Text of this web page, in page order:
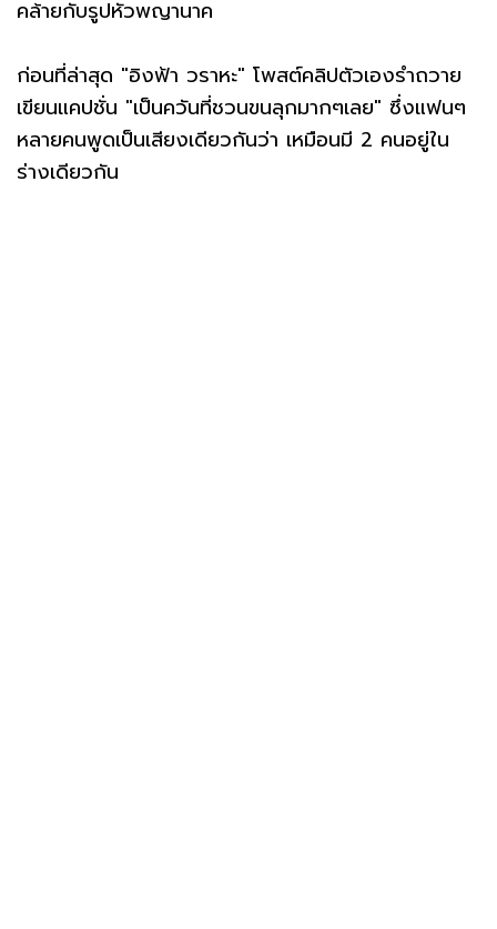
คล้ายกับรูปหัวพญานาค
ก่อนที่ล่าสุด "อิงฟ้า วราหะ" โพสต์คลิปตัวเองรำถวาย
เขียนแคปชั่น "เป็นควันที่ชวนขนลุกมากๆเลย" ซึ่งแฟนๆ
หลายคนพูดเป็นเสียงเดียวกันว่า เหมือนมี 2 คนอยู่ใน
ร่างเดียวกัน